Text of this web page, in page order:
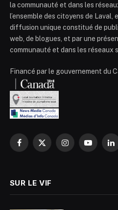
la communauté et dans les
l’ensemble des citoyens de Laval,
diffusion unique constitué de
web, de blogues, et par une
communauté et dans les réseaux
Financé par le gouvernement du
Facebook
X
InstagramYouTube
SUR LE VIF